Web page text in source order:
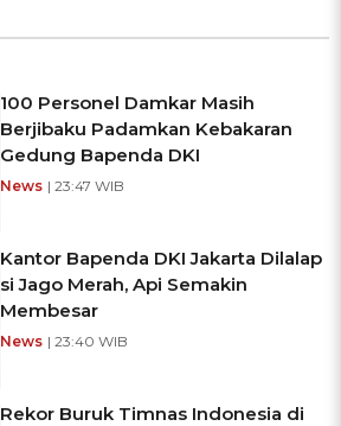
100 Personel Damkar Masih
Berjibaku Padamkan Kebakaran
Gedung Bapenda DKI
News | 23:47 WIB
Kantor Bapenda DKI Jakarta Dilalap
si Jago Merah, Api Semakin
Membesar
News | 23:40 WIB
Rekor Buruk Timnas Indonesia di